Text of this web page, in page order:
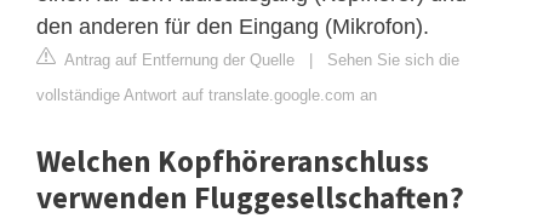
den anderen für den Eingang (Mikrofon).
Antrag auf Entfernung der Quelle | Sehen Sie sich die
vollständige Antwort auf translate.google.com an
Welchen Kopfhöreranschluss
verwenden Fluggesellschaften?